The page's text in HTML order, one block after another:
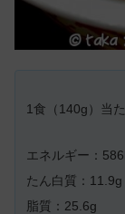
1食（140g）当
エネルギー：
たん白質：11.9g
脂質：25.6g